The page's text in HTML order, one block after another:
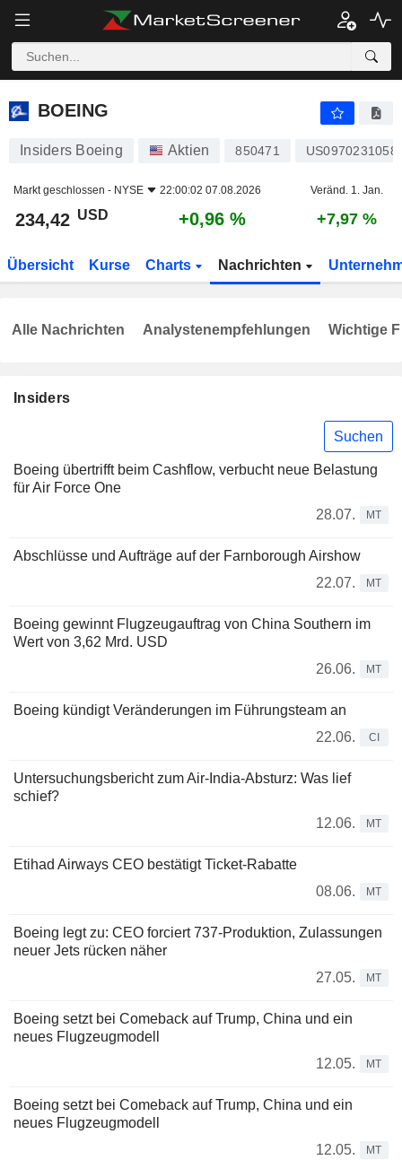
BOEING
BOEING
Insiders Boeing Aktien 850471 US0970231058
Markt geschlossen - NYSE 22:00:02 07.08.2026 Veränd. 1. Jan.
234,42 USD +0,96 % +7,97 %
Übersicht Kurse Charts Nachrichten
Insiders
Suchen
Boeing übertrifft beim Cashflow, verbucht neue Belastung
für Air Force One
28.07.
MT
Abschlüsse und Aufträge auf der Farnborough Airshow
22.07.
MT
Boeing gewinnt Flugzeugauftrag von China Southern im
Wert von 3,62 Mrd. USD
26.06.
MT
Boeing kündigt Veränderungen im Führungsteam an
22.06.
CI
Untersuchungsbericht zum Air-India-Absturz: Was lief
schief?
12.06.
MT
Etihad Airways CEO bestätigt Ticket-Rabatte
08.06.
MT
Boeing legt zu: CEO forciert 737-Produktion, Zulassungen
neuer Jets rücken näher
27.05.
MT
Boeing setzt bei Comeback auf Trump, China und ein
neues Flugzeugmodell
12.05.
MT
Boeing setzt bei Comeback auf Trump, China und ein
neues Flugzeugmodell
12.05.
MT
Alle Nachrichten Analystenempfehlungen Wichtige